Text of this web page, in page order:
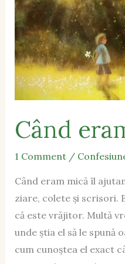
Când
1 Comment /
Când eram mică îl
ziare, colete și scrisori.
că este vrăjitor. Multă
unde știa el să le spună
cum cunoștea el exact